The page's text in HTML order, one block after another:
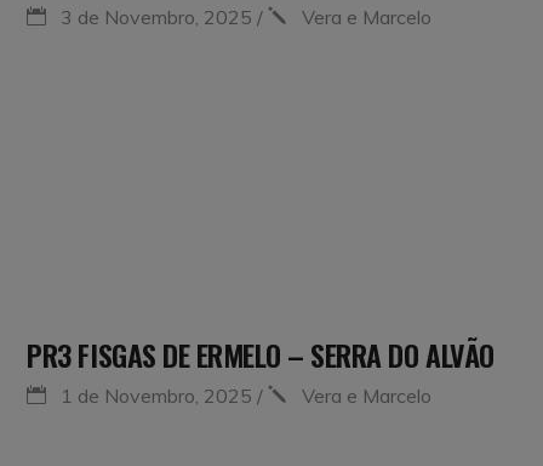
3 de Novembro, 2025 Vera e Marcelo
PR3 FISGAS DE ERMELO – SERRA DO ALVÃO
1 de Novembro, 2025 Vera e Marcelo